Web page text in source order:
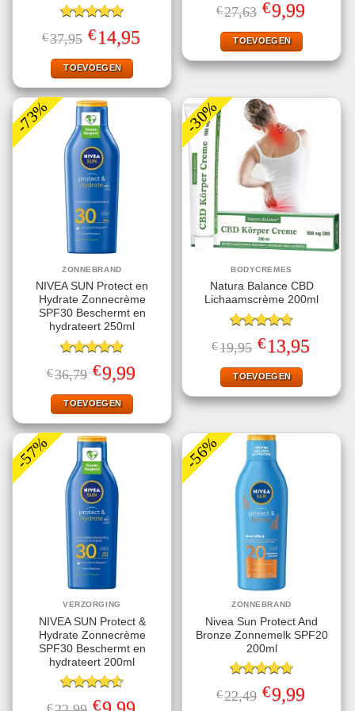
Gewaardeerd
5.00uit 5
€37,95 Oorspronkelijke
prijs
was:
€37,95.
€14,95prijs
TOEVOEGEN
Gewaardeerd
5.00uit 5
€27,63 Oorspronkelijke
prijs
was:
€27,63.
€9,99Huidige
prijs
TOEVOEGEN
-73%
ZONNEBRAND
NIVEA SUN Protect en
Hydrate Zonnecrème
SPF30 Beschermt en
hydrateert 250ml
Gewaardeerd
4.78uit 5
€36,79 Oorspronkelijke
prijs
was:
€36,79.
€9,99Huidige
prijs
TOEVOEGEN
-30%
BODYCREMES
Natura Balance CBD
Lichaamscrème 200ml
Gewaardeerd
4.67uit 5
€19,95 Oorspronkelijke
prijs
was:
€19,95.
€13,95prijs
TOEVOEGEN
-57%
VERZORGING
NIVEA SUN Protect &
Hydrate Zonnecrème
SPF30 Beschermt en
hydrateert 200ml
Gewaardeerd
€
Oorspronkelijke
€
Huidige
-56%
ZONNEBRAND
Nivea Sun Protect And
Bronze Zonnemelk SPF20
200ml
Gewaardeerd
4.78uit 5
€22,49 Oorspronkelijke
prijs
€9,99Huidige
prijs